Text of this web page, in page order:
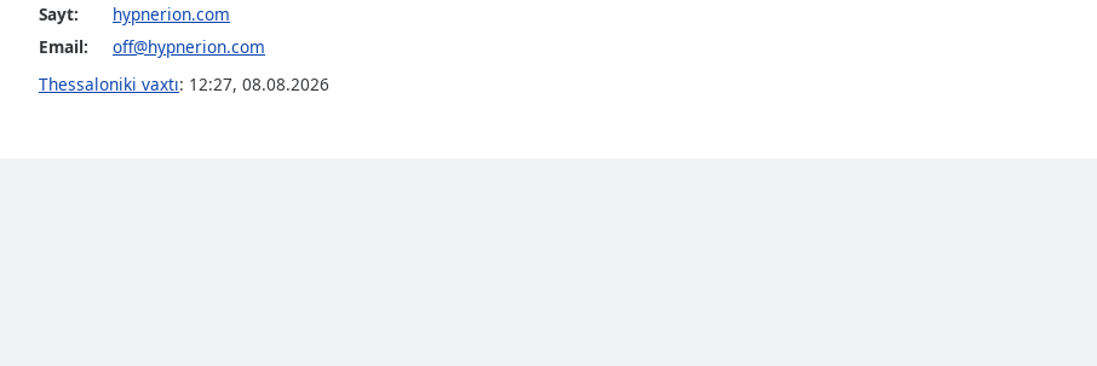
FontSayt:
hypnerion.com
Email:
off@hypnerion.com
Thessaloniki vaxtı: 12:27, 08.08.2026